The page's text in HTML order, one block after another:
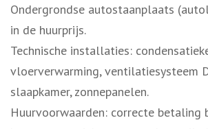
Ondergrondse autostaanplaats
in de huurprijs.
Technische installaties:
vloerverwarming, ventilatiesysteem
slaapkamer, zonnepanelen.
Huurvoorwaarden: correcte betaling